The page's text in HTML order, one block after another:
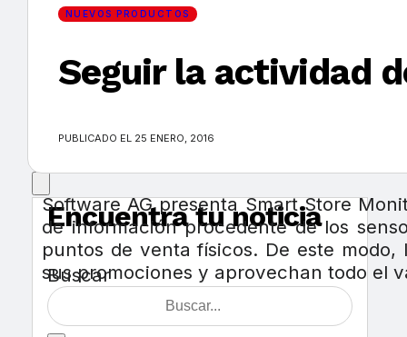
MERCADOS Y TENDENCIAS
Encuentra tu noticia
Buscar
NUEVOS PRODUCTOS
Seguir la actividad
PUBLICADO EL 25 ENERO, 2016
Software AG presenta Smart Store
de información procedente de los
puntos de venta físicos. De este
sus promociones y aprovechan todo el